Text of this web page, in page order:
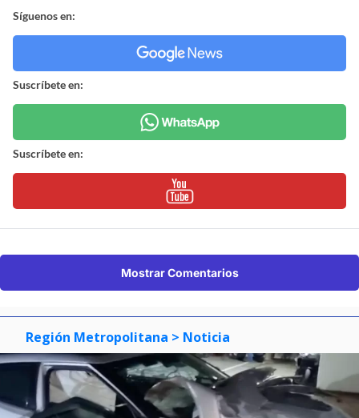
Síguenos en:
Suscríbete en:
Suscríbete en:
Mostrar Comentarios
Región Metropolitana > Noticia